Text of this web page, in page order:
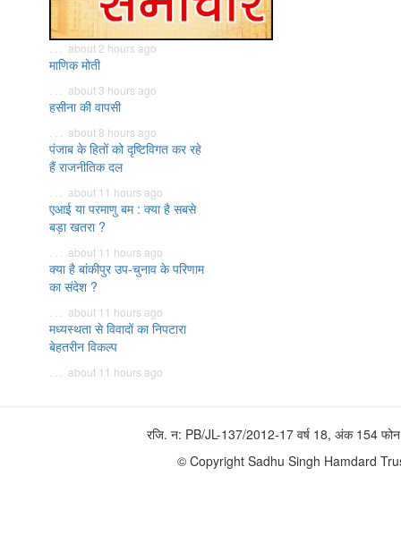
. . . about 2 hours ago
माणिक मोती
. . . about 3 hours ago
हसीना की वापसी
. . . about 8 hours ago
पंजाब के हितों को दृष्टिविगत कर रहे
हैं राजनीतिक दल
. . . about 11 hours ago
एआई या परमाणु बम : क्या है सबसे
बड़ा खतरा ?
. . . about 11 hours ago
क्या है बांकीपुर उप-चुनाव के परिणाम
का संदेश ?
. . . about 11 hours ago
मध्यस्थता से विवादों का निपटारा
बेहतरीन विकल्प
. . . about 11 hours ago
रजि. न: PB/JL-137/2012-17 वर्ष 18, अंक 154
© Copyright Sadhu Singh Hamdard